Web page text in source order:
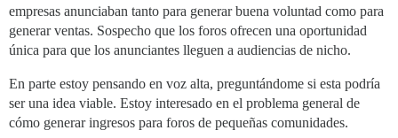
empresas anunciaban tanto para generar buena voluntad como para
generar ventas. Sospecho que los foros ofrecen una oportunidad
única para que los anunciantes lleguen a audiencias de nicho.
En parte estoy pensando en voz alta, preguntándome si esta podría
ser una idea viable. Estoy interesado en el problema general de
cómo generar ingresos para foros de pequeñas comunidades.